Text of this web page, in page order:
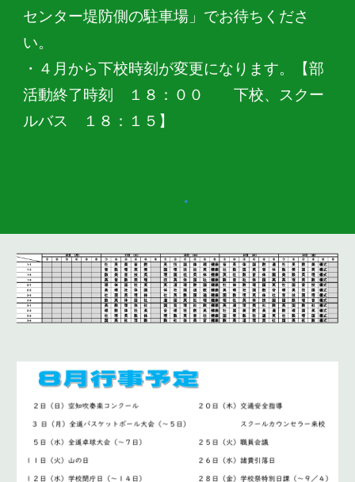
センター堤防側の駐車場」でお待ちくださ
い。
・４月から下校時刻が変更になります。【部
活動終了時刻 １８：００ 下校、スクー
ルバス １８：１５】